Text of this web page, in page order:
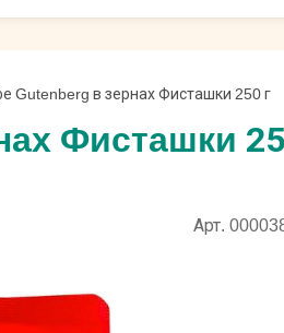
Gutenberg в зернах Фисташки 250 г
Фисташки
Арт.